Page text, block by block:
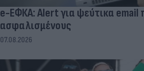
e-ΕΦΚΑ: Alert για ψεύτικα email
ασφαλισμένους